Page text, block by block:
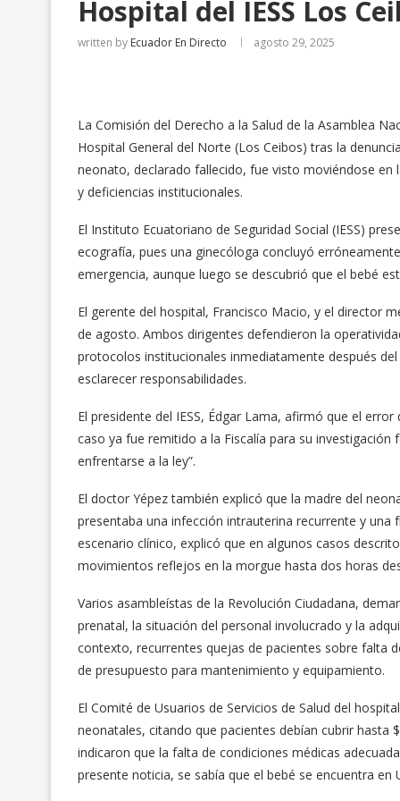
Hospital del IESS Los
written by Ecuador En Directo agosto 29, 2025
La Comisión del Derecho a la Salud de la Asamblea
Hospital General del Norte (Los Ceibos) tras la
neonato, declarado fallecido, fue visto moviéndose en
y deficiencias institucionales.
El Instituto Ecuatoriano de Seguridad Social (IESS)
ecografía, pues una ginecóloga concluyó
emergencia, aunque luego se descubrió que el bebé
El gerente del hospital, Francisco Macio, y el director
de agosto. Ambos dirigentes defendieron la
protocolos institucionales inmediatamente después
esclarecer responsabilidades.
El presidente del IESS, Édgar Lama, afirmó que el
caso ya fue remitido a la Fiscalía para su
enfrentarse a la ley”.
El doctor Yépez también explicó que la madre del
presentaba una infección intrauterina recurrente y
escenario clínico, explicó que en algunos casos
movimientos reflejos en la morgue hasta dos horas
Varios asambleístas de la Revolución Ciudadana,
prenatal, la situación del personal involucrado y la
contexto, recurrentes quejas de pacientes sobre falta
de presupuesto para mantenimiento y equipamiento.
El Comité de Usuarios de Servicios de Salud del
neonatales, citando que pacientes debían cubrir hasta
indicaron que la falta de condiciones médicas
presente noticia, se sabía que el bebé se encuentra en